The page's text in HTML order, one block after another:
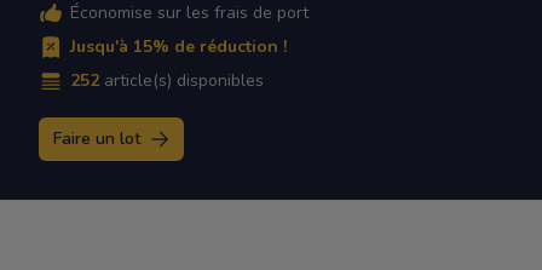
Économise sur les frais de port
Jusqu'à 15% de réduction !
252 article(s) disponibles
Faire un lot